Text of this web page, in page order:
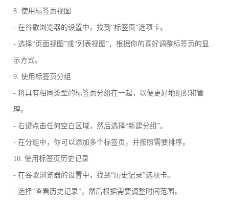
8. 使用标签页视图
- 在谷歌浏览器的设置中，找到“标签页”选项卡。
- 选择“页面视图”或“列表视图”，根据你的喜好调整标签页的显
示方式。
9. 使用标签页分组
- 将具有相同类型的标签页分组在一起，以便更好地组织和管
理。
- 右键点击任何空白区域，然后选择“新建分组”。
- 在分组中，你可以添加多个标签页，并按照需要排序。
10. 使用标签页历史记录
- 在谷歌浏览器的设置中，找到“历史记录”选项卡。
- 选择“查看历史记录”，然后根据需要调整时间范围。